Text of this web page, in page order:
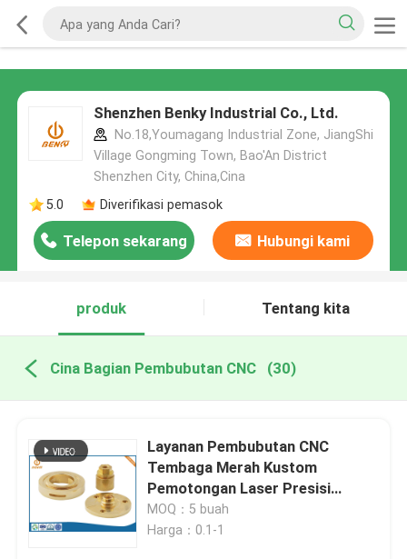
Shenzhen Benky Industrial Co., Ltd.
No.18,Youmagang Industrial Zone, JiangShi
Village Gongming Town, Bao'An District
Shenzhen City, China,Cina
5.0
Diverifikasi pemasok
Telepon sekarang Hubungi kami
produk Tentang kita
Cina Bagian Pembubutan CNC (30)
Layanan Pembubutan CNC
Tembaga Merah Kustom
Pemotongan Laser Presisi
Tinggi
MOQ：5 buah
Harga：0.1-1